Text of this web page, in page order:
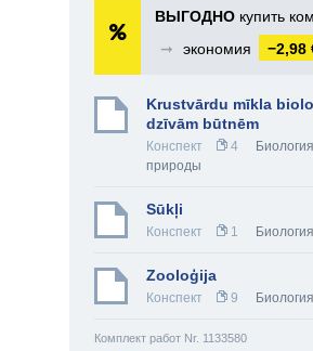
ВЫГОДНО купить
➞
экономия −2,98
Krustvārdu mīkla
dzīvām būtnēm
Конспект 4 Биология
природы
Sūkļi
Конспект 1 Биология
Zooloģija
Конспект 9 Биология
Комплект работ Nr. 1133580